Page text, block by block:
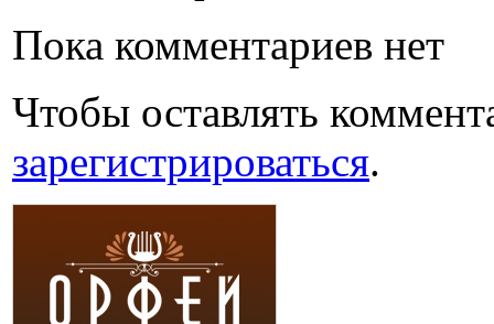
Пока комментариев нет
Чтобы оставлять
зарегистрироваться.